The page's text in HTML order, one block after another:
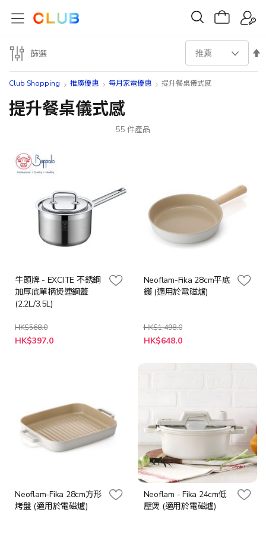
Club Shopping 推廣優惠 每月家電優惠 提升餐桌儀式感
提升餐桌儀式感
55 件產品
設
牛頭牌 - EXCITE 不銹鋼
加厚底單柄煲連鋼蓋
(2.2L/3.5L)
HK$568.0
HK$397.0
Neoflam-Fika 28cm平底
鑊 (適用於電磁爐)
HK$1,498.0
特
殊
HK$648.0
Neoflam-Fika 28cm方形
烤盤 (適用於電磁爐)
Neoflam - Fika 24cm低
壓煲 (適用於電磁爐)
篩選